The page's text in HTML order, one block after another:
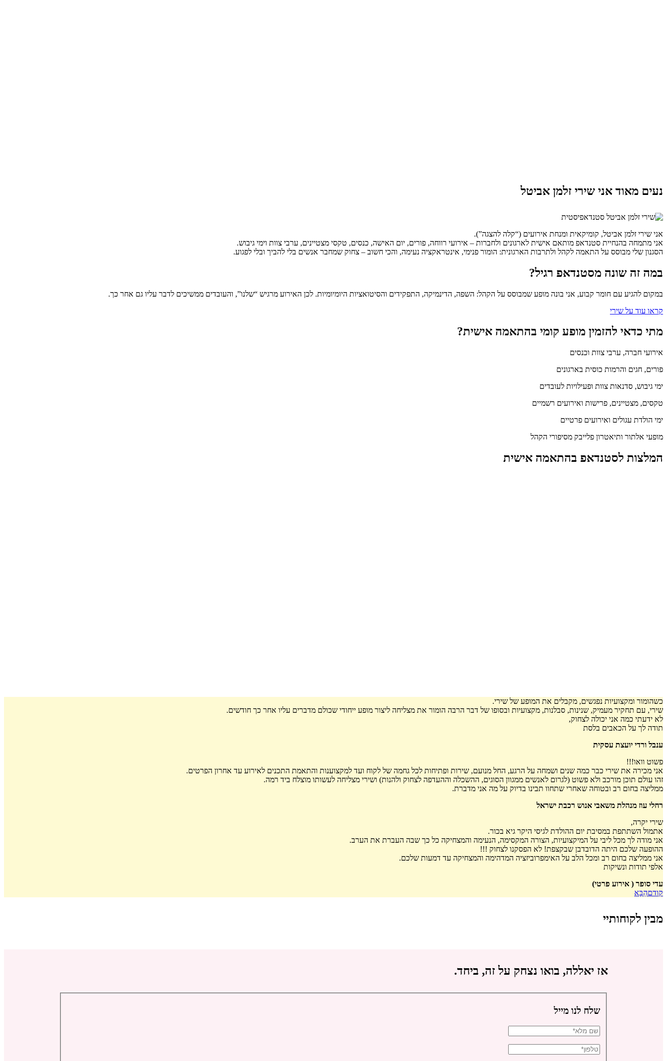
נעים מאוד אני שירי זלמן אביטל
אני שירי זלמן אביטל, קומיקאית ומנחת אירועים (“קלה להצגה”).
אני מתמחה בהנחיית סטנדאפ מותאם אישית לארגונים ולחברות – אירועי רווחה, פורים, יום האישה, כנסים, טקסי מצטיינים, ערבי צוות וימי גיבוש.
הסגנון שלי מבוסס על התאמה לקהל ולתרבות הארגונית: הומור פנימי, אינטראקציה נעימה, והכי חשוב – צחוק שמחבר אנשים בלי להביך ובלי לפגוע.
במה זה שונה מסטנדאפ רגיל?
במקום להגיע עם חומר קבוע, אני בונה מופע שמבוסס על הקהל: השפה, הדינמיקה, התפקידים והסיטואציות היומיומיות. לכן האירוע מרגיש “שלנו”, והעובדים ממשיכים לדבר עליו גם אחר כך.
קראו עוד על שירי
מתי כדאי להזמין מופע קומי בהתאמה אישית?
אירועי חברה, ערבי צוות וכנסים
פורים, חגים והרמות כוסית בארגונים
ימי גיבוש, סדנאות צוות ופעילויות לעובדים
טקסים, מצטיינים, פרישות ואירועים רשמיים
ימי הולדת עגולים ואירועים פרטיים
מופעי אלתור ותיאטרון פלייבק מסיפורי הקהל
המלצות לסטנדאפ בהתאמה אישית
כשהומור ומקצועיות נפגשים, מקבלים את המופע של שירי.
שירי, עם תחקיר מעמיק, שנינות, סבלנות, מקצועיות ובסופו של דבר הרבה הומור את מצליחה ליצור מופע ייחודי שכולם מדברים עליו אחר כך חודשים.
לא ידעתי כמה אני יכולה לצחוק,
תודה לך על הכאבים בלסת
ענבל ורדי יועצת עסקית
פשוט וואו!!!
אני מכירה את שירי כבר כמה שנים ושמחה על הרגע, החל מנועם, שירות ופתיחות לכל גחמה של לקוח ועד למקצוענות והתאמת התכנים לאירוע עד אחרון הפרטים.
זהו עולם תוכן מורכב ולא פשוט (לגרום לאנשים ממגוון הסוגים, ההשכלה וההעדפה לצחוק ולהנות) ושירי מצליחה לעשותו מוצלח ביד רמה.
ממליצה בחום רב ובטוחה שאחרי שתחוו תבינו בדיוק על מה אני מדברת.
רחלי עוז מנהלת משאבי אנוש רכבת ישראל
שירי יקרה,
אתמול השתתפת במסיבת יום ההולדת לגיסי היקר גיא בכור.
אני מודה לך מכל ליבי על המיקצועיות, הצורה המקסימה, הנעימה והמצחיקה כל כך שבה העברת את הערב.
ההופעה שלכם היתה הדובדבן שבקצפת! לא הפסקנו לצחוק !!!
אני ממליצה בחום רב ומכל הלב על האימפרוביזציה המדהימה והמצחיקה עד דמעות שלכם.
אלפי תודות ונשיקות
עדי סופר ( אירוע פרטי)
קודםהַבָּא
מבין לקוחותיי
אז יאללה, בואו נצחק על זה, ביחד.
שלח לנו מייל